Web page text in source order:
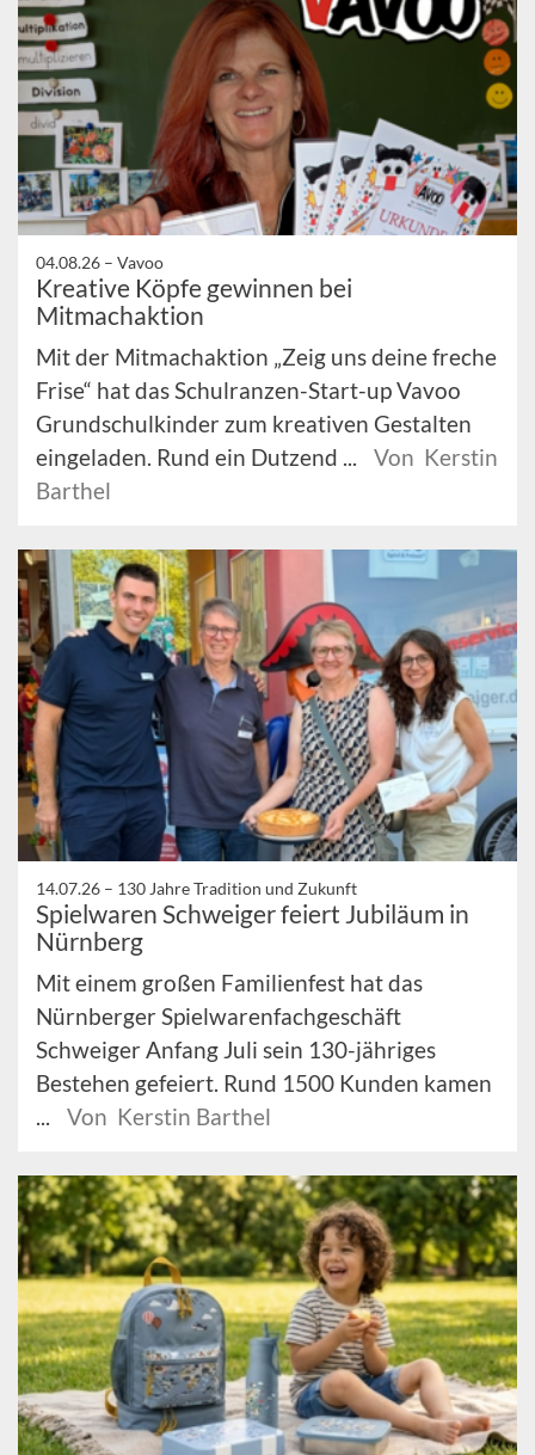
04.08.26 – Vavoo
Kreative Köpfe gewinnen bei
Mitmachaktion
Mit der Mitmachaktion „Zeig uns deine freche
Frise“ hat das Schulranzen-Start-up Vavoo
Grundschulkinder zum kreativen Gestalten
eingeladen. Rund ein Dutzend ...
Von Kerstin
Barthel
14.07.26 – 130 Jahre Tradition und Zukunft
Spielwaren Schweiger feiert Jubiläum in
Nürnberg
Mit einem großen Familienfest hat das
Nürnberger Spielwarenfachgeschäft
Schweiger Anfang Juli sein 130-jähriges
Bestehen gefeiert. Rund 1500 Kunden kamen
...
Von Kerstin Barthel